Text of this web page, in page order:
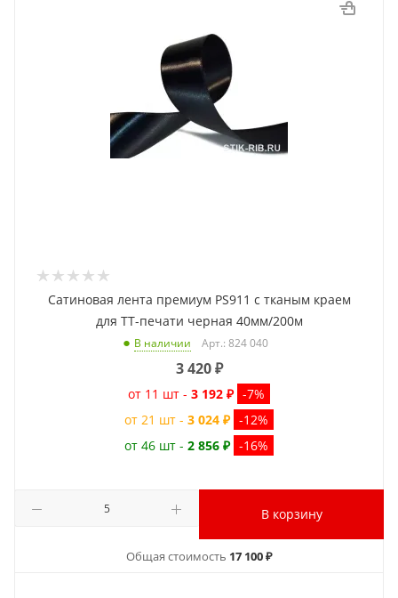
Сатиновая лента премиум PS911 с тканым краем
для ТТ-печати черная 40мм/200м
В наличии Арт.: 824 040
3 420₽
от 11 шт - 3 192 ₽ -7%
от 21 шт - 3 024 ₽ -12%
от 46 шт - 2 856 ₽ -16%
В корзину
Общая стоимость 17 100 ₽